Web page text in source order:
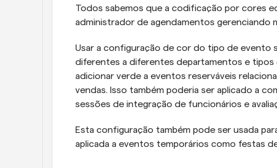
Todos sabemos que a codificação por cores
administrador de agendamentos gerenciando
Usar a configuração de cor do tipo de evento
diferentes a diferentes departamentos e tipos
adicionar verde a eventos reserváveis
vendas. Isso também poderia ser aplicado a
sessões de integração de funcionários e
Esta configuração também pode ser usada
aplicada a eventos temporários como festas